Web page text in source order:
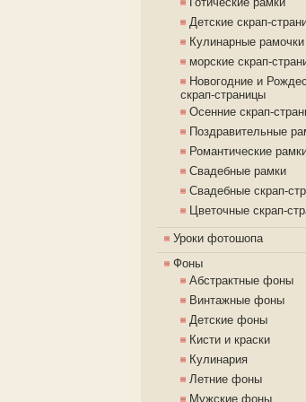
Детские скрап-
Кулинарные рамочки
морские скрап-
Новогодние и
скрап-страницы
Осенние скрап-
Поздравительные
Романтические
Свадебные рамки
Свадебные скрап-
Цветочные скрап-
Уроки фотошопа
Фоны
Абстрактные фоны
Винтажные фоны
Детские фоны
Кисти и краски
Кулинария
Летние фоны
Мужские фоны